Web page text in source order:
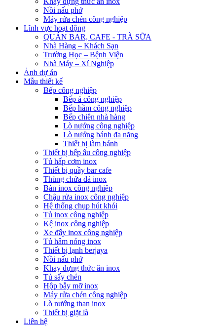
Nồi nấu phở
Máy rửa chén công nghiệp
Lĩnh vực hoạt động
QUÁN BAR, CAFE - TRÀ SỮA
Nhà Hàng – Khách Sạn
Trường Học – Bệnh Viện
Nhà Máy – Xí Nghiệp
Ảnh dự án
Mẫu thiết kế
Bếp công nghiệp
Bếp á công nghiệp
Bếp hầm công nghiệp
Bếp chiên nhà hàng
Lò nướng công nghiệp
Lò nướng bánh đa năng
Thiết bị làm bánh
Thiết bị bếp âu công nghiệp
Tủ hấp cơm inox
Thiết bị quầy bar cafe
Thùng chứa đá inox
Bàn inox công nghiệp
Chậu rửa inox công nghiệp
Hệ thống chụp hút khói
Tủ inox công nghiệp
Kệ inox công nghiệp
Xe đẩy inox công nghiệp
Tủ hâm nóng inox
Thiết bị lạnh berjaya
Nồi nấu phở
Khay đựng thức ăn inox
Tủ sấy chén
Hộp bẫy mỡ inox
Máy rửa chén công nghiệp
Lò nướng than inox
Thiết bị giặt là
Liên hệ